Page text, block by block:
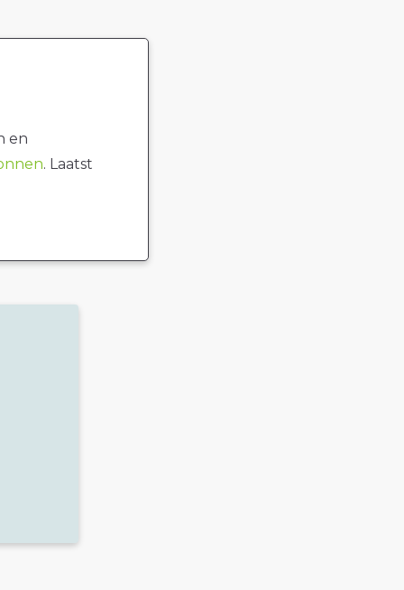
en
. Laatst